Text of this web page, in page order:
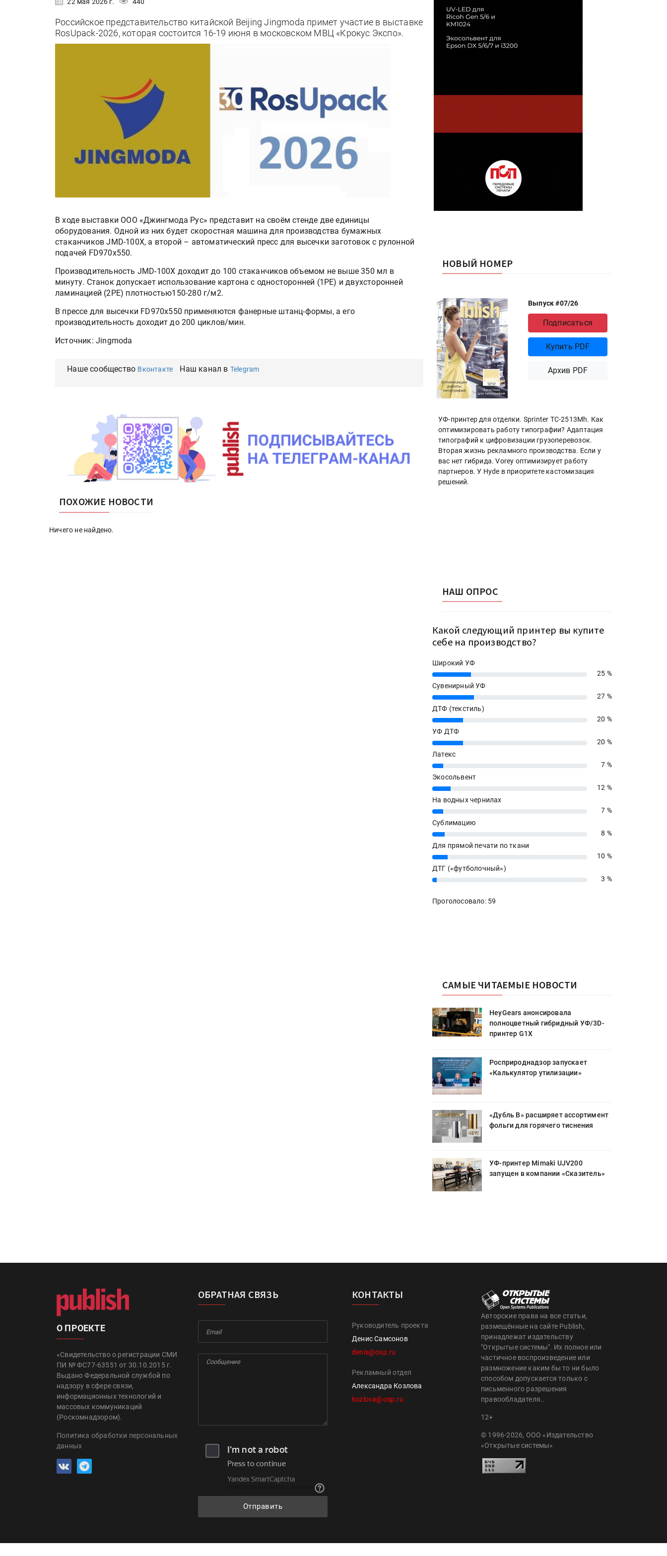
Российское представительство китайской Beijing Jingmoda примет участие в выставке
RosUpack-2026, которая состоится 16-19 июня в московском МВЦ «Крокус Экспо».
В ходе выставки ООО «Джингмода Рус» представит на своём стенде две единицы
оборудования. Одной из них будет скоростная машина для производства бумажных
стаканчиков JMD-100X, а второй – автоматический пресс для высечки заготовок с рулонной
подачей FD970х550.
Производительность JMD-100X доходит до 100 стаканчиков объемом не выше 350 мл в
минуту. Станок допускает использование картона с односторонней (1PE) и двухсторонней
ламинацией (2PE) плотностью150-280 г/м2.
В прессе для высечки FD970х550 применяются фанерные штанц-формы, а его
производительность доходит до 200 циклов/мин.
Источник: Jingmoda
Наше сообщество Вконтакте Наш канал в Telegram
ПОХОЖИЕ НОВОСТИ
Ничего не найдено.
НОВЫЙ НОМЕР
Выпуск #07/26
Подписаться
Купить PDF
Архив PDF
УФ-принтер для отделки. Sprinter ТС-2513Mh. Как
оптимизировать работу типографии? Адаптация
типографий к цифровизации грузоперевозок.
Вторая жизнь рекламного производства. Если у
вас нет гибрида. Vorey оптимизирует работу
партнеров. У Hyde в приоритете кастомизация
решений.
НАШ ОПРОС
Какой следующий принтер вы купите
себе на производство?
Широкий УФ
25%
25 %
Сувенирный УФ
27%
27 %
ДТФ (текстиль)
20%
20 %
УФ ДТФ
20%
20 %
Латекс
7%
7 %
Экосольвент
12%
12 %
На водных чернилах
7%
7 %
Сублимацию
8%
8 %
Для прямой печати по ткани
10%
10 %
ДТГ («футболочный»)
3% 3 %
Проголосовало: 59
САМЫЕ ЧИТАЕМЫЕ НОВОСТИ
HeyGears анонсировала
полноцветный гибридный УФ/3D-
принтер G1X
Росприроднадзор запускает
«Калькулятор утилизации»
«Дубль В» расширяет ассортимент
фольги для горячего тиснения
УФ-принтер Mimaki UJV200
запущен в компании «Сказитель»
О ПРОЕКТЕ
«Свидетельство о регистрации СМИ
ПИ № ФС77-63551 от 30.10.2015 г.
Выдано Федеральной службой по
надзору в сфере связи,
информационных технологий и
массовых коммуникаций
(Роскомнадзором).
Политика обработки персональных
данных
ОБРАТНАЯ СВЯЗЬ
Отправить
КОНТАКТЫ
Руководитель проекта
Денис Самсонов
denis@osp.ru
Рекламный отдел
Александра Козлова
kozlova@osp.ru
Авторские права на все статьи,
размещённые на сайте Publish,
принадлежат издательству
"Открытые системы". Их полное или
частичное воспроизведение или
размножение каким бы то ни было
способом допускается только с
письменного разрешения
правообладателя..
12+
© 1996-2026, ООО «Издательство
«Открытые системы»